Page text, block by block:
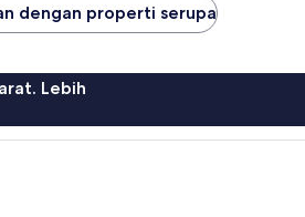
dengan properti serupa
Lebih